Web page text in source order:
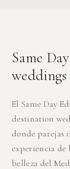
Same
weddings
El Same Day
destination
donde parejas
experiencia
belleza del